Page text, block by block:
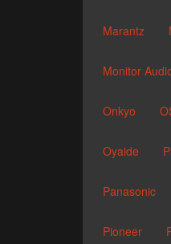
Marantz
Monitor
Onkyo
Oyaide
Panasonic
Pioneer